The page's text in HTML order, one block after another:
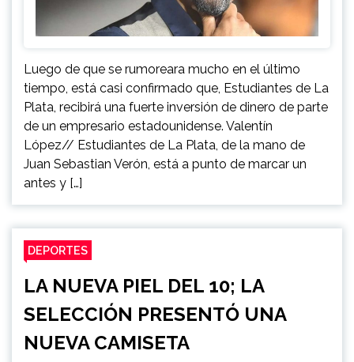
Luego de que se rumoreara mucho en el último
tiempo, está casi confirmado que, Estudiantes de La
Plata, recibirá una fuerte inversión de dinero de parte
de un empresario estadounidense. Valentín
López// Estudiantes de La Plata, de la mano de
Juan Sebastian Verón, está a punto de marcar un
antes y […]
DEPORTES
LA NUEVA PIEL DEL 10; LA
SELECCIÓN PRESENTÓ UNA
NUEVA CAMISETA